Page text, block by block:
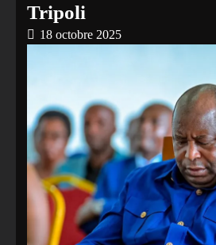
Tripoli
18 octobre 2025